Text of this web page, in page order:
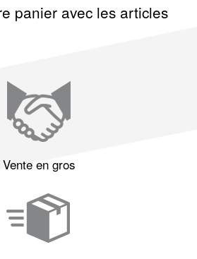
panier avec les articles
Vente en gros